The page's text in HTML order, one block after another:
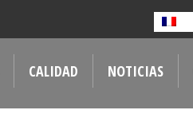
CALIDAD NOTICIAS